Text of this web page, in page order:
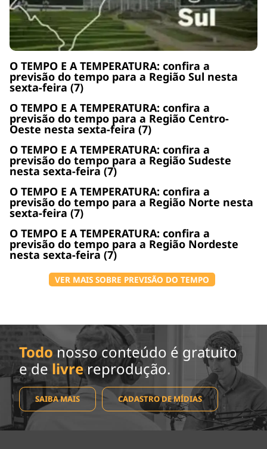
O TEMPO E A TEMPERATURA: confira a
previsão do tempo para a Região Sul nesta
sexta-feira (7)
O TEMPO E A TEMPERATURA: confira a
previsão do tempo para a Região Centro-
Oeste nesta sexta-feira (7)
O TEMPO E A TEMPERATURA: confira a
previsão do tempo para a Região Sudeste
nesta sexta-feira (7)
O TEMPO E A TEMPERATURA: confira a
previsão do tempo para a Região Norte nesta
sexta-feira (7)
O TEMPO E A TEMPERATURA: confira a
previsão do tempo para a Região Nordeste
nesta sexta-feira (7)
VER MAIS SOBRE PREVISÃO DO TEMPO
Todo nosso conteúdo é gratuito
e de livrereprodução.
SAIBA MAIS CADASTRO DE MÍDIAS